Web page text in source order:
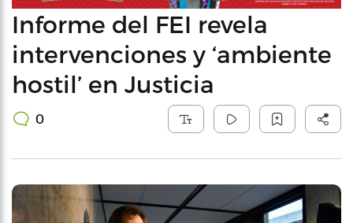
Informe del FEI revela
intervenciones y ‘ambiente
hostil’ en Justicia
0